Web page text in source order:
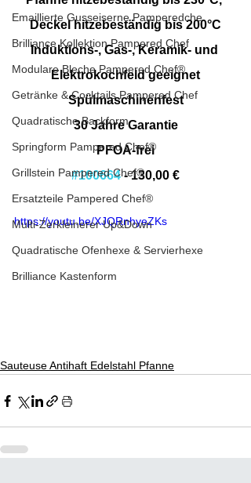
Emaillierte Gusseiserne Pamperedche
Brilliance Kollektion Pampered Chef
Modulare Bleche Pampered Chef®
Getränke & Cocktails Pampered Chef
Quadratische Backform
Springform Pampered Chef®
Grillstein Pampered Chef®
Ersatzteile Pampered Chef®
Multi-Zerkleinerer Up&Down
Quadratische Ofenhexe & Servierhexe
Brilliance Kastenform
Deckel hitzebeständig bis 200°C
Induktions-, Gas-, Keramik- und
Elektrokochfeld geeignet
Spülmaschinenfest
30 Jahre Garantie
PFOA-frei
#100664 - 130,00 €
https://youtu.be/XJQRnhyeZKs
Sauteuse Antihaft Edelstahl Pfanne